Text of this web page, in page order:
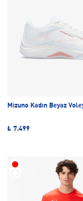
Mizuno Kadın Beyaz
₺ 7.499